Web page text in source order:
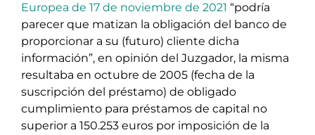
Europea de 17 de noviembre de 2021 “podría
parecer que matizan la obligación del banco de
proporcionar a su (futuro) cliente dicha
información”, en opinión del Juzgador, la misma
resultaba en octubre de 2005 (fecha de la
suscripción del préstamo) de obligado
cumplimiento para préstamos de capital no
superior a 150.253 euros por imposición de la